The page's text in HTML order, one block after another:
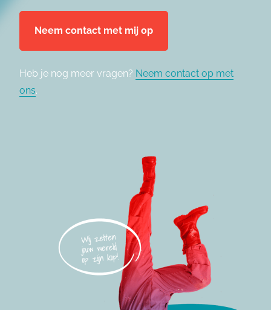
Heb je nog meer vragen? Neem contact op met
ons.